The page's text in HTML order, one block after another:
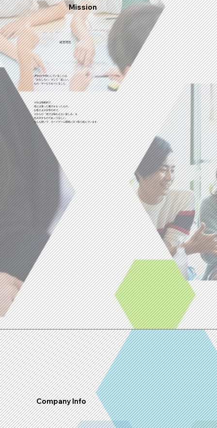
Mission
​経営理念
JPjoyが大切にしていることは、
「おもしろい」そして「楽しい」
もの・サービスをつくること。
それは独創的で、
他とは違った魅力をもったもの。
お客さまの日常の中で、
それらが「他では味わえない楽しみ」を
生み出すものであってほしい。
そんな想いで、カードゲーム開発に日々取り組んでいます。
Company Info